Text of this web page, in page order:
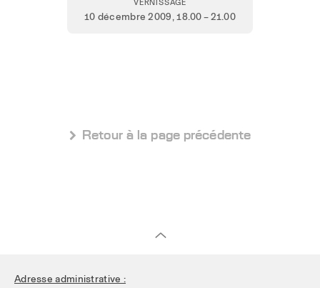
10 décembre 2009, 18.00 – 21.00
 Retour à la page précédente
Adresse administrative :